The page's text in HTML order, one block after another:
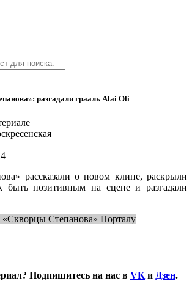
разгадали грааль Alai Oli
рассказали о новом клипе, раскрыли
быть позитивным на сцене и разгадали
Степанова» Порталу
Подпишитесь на нас в VK и Дзен.